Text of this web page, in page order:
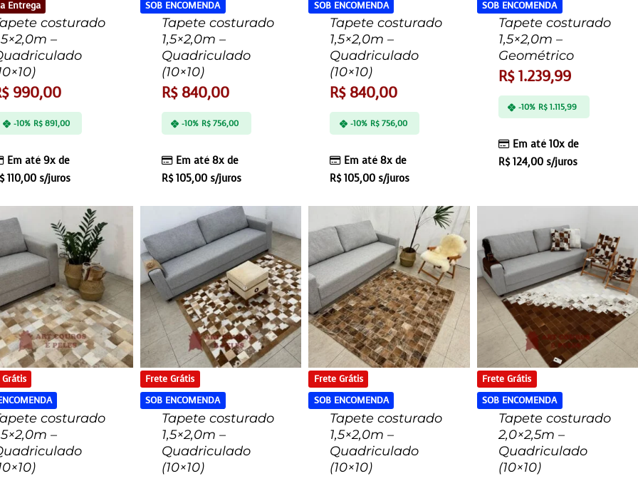
Entrega
costurado
–
990,00
Em até 9x de
110,00 s/juros
-10% R$891,00
SOB ENCOMENDA
Tapete costurado
1,5×2,0m –
Quadriculado
(10×10)
R$840,00
Em até 8x de
R$105,00s/juros
-10% R$ 756,00
SOB ENCOMENDA
Tapete costurado
1,5×2,0m –
Quadriculado
(10×10)
R$840,00
Em até 8x de
R$105,00 s/juros
-10% R$756,00
SOB ENCOMENDA
Tapete costurado
1,5×2,0m –
Geométrico
R$1.239,99
Em até 10x de
R$124,00s/juros
-10% R$ 1.115,99
costurado
–
Frete Grátis
SOB ENCOMENDA
Tapete costurado
1,5×2,0m –
Quadriculado
(10×10)
Frete Grátis
SOB ENCOMENDA
Tapete costurado
1,5×2,0m –
Quadriculado
(10×10)
Frete Grátis
SOB ENCOMENDA
Tapete costurado
2,0×2,5m –
Quadriculado
(10×10)